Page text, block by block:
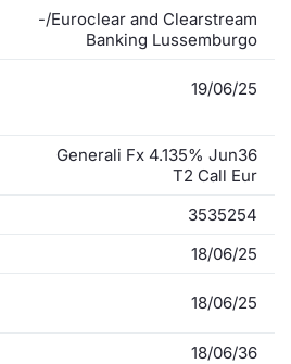
-/Euroclear and Clearstream
Banking Lussemburgo
19/06/25
Generali Fx 4.135% Jun36
T2 Call Eur
3535254
18/06/25
18/06/25
18/06/36